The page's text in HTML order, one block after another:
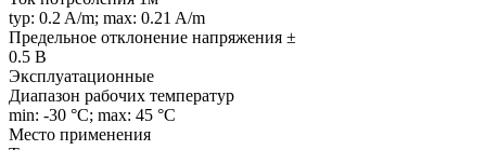
typ: 0.2 A/m; max: 0.21 A/m
Предельное отклонение напряжения ±
0.5 В
Эксплуатационные
Диапазон рабочих температур
min: -30 °C; max: 45 °C
Место применения